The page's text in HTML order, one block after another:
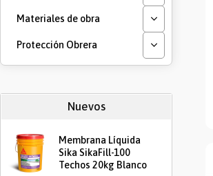
Materiales de obra
Protección Obrera
Nuevos
Membrana Líquida
Sika SikaFill-100
Techos 20kg Blanco